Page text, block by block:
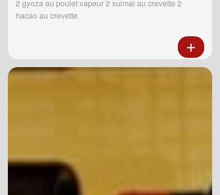
2 gyoza au poulet vapeur 2 xuimai au crevette 2
hacao au crevette